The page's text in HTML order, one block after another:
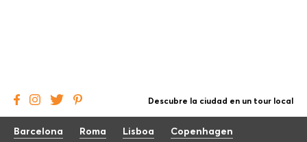
Descubre la ciudad en un tour local
Barcelona Roma Lisboa
Copenhagen